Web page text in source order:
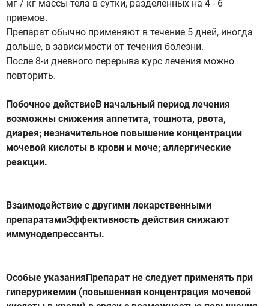
мг / кг массы тела в сутки, разделенных на 4 - 6
приемов.
Препарат обычно применяют в течение 5 дней, иногда
дольше, в зависимости от течения болезни.
После 8-и дневного перерыва курс лечения можно
повторить.
Побочное действиеВ начальный период лечения
возможны снижения аппетита, тошнота, рвота,
диарея; незначительное повышение концентрации
мочевой кислоты в крови и моче; аллергические
реакции.
Взаимодействие с другими лекарственными
препаратамиЭффективность действия снижают
иммунодепрессанты.
Особые указанияПрепарат не следует применять при
гиперурикемии (повышенная концентрация мочевой